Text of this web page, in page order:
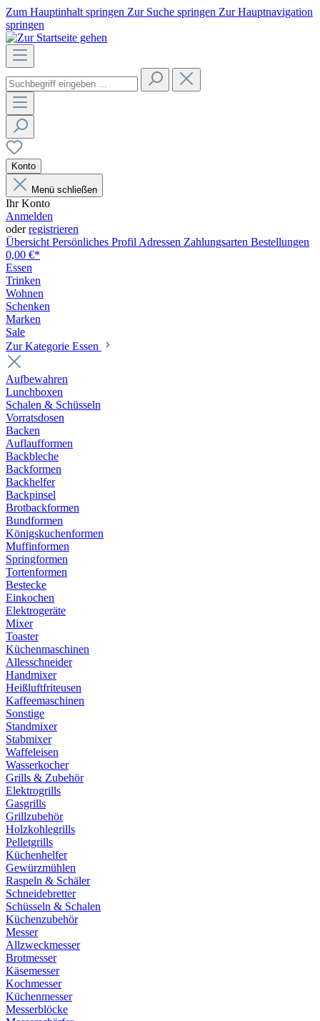
Zum Hauptinhalt springen Zur Suche springen Zur Hauptnavigation
springen
Konto
Menü schließen
Ihr Konto
Anmelden
oderregistrieren
Übersicht Persönliches Profil Adressen Zahlungsarten Bestellungen
0,00 €*
Essen
Trinken
Wohnen
Schenken
Marken
Sale
Zur Kategorie Essen
Aufbewahren
Lunchboxen
Schalen & Schüsseln
Vorratsdosen
Backen
Auflaufformen
Backbleche
Backformen
Backhelfer
Backpinsel
Brotbackformen
Bundformen
Königskuchenformen
Muffinformen
Springformen
Tortenformen
Bestecke
Einkochen
Elektrogeräte
Mixer
Toaster
Küchenmaschinen
Allesschneider
Handmixer
Heißluftfriteusen
Kaffeemaschinen
Sonstige
Standmixer
Stabmixer
Waffeleisen
Wasserkocher
Grills & Zubehör
Elektrogrills
Gasgrills
Grillzubehör
Holzkohlegrills
Pelletgrills
Küchenhelfer
Gewürzmühlen
Raspeln & Schäler
Schneidebretter
Schüsseln & Schalen
Küchenzubehör
Messer
Allzweckmesser
Brotmesser
Käsemesser
Kochmesser
Küchenmesser
Messerblöcke